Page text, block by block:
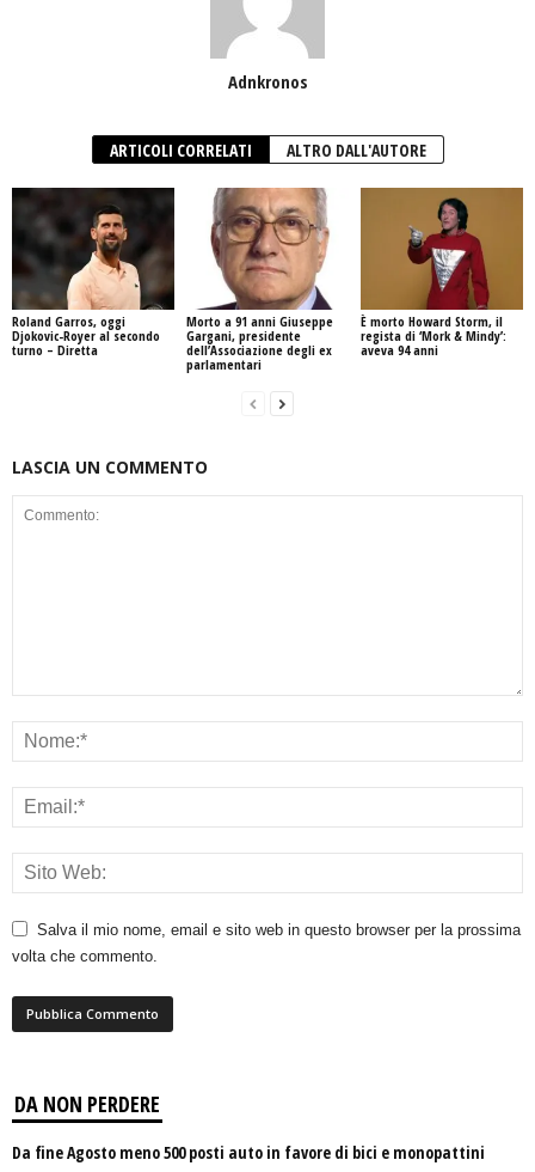
Adnkronos
ARTICOLI CORRELATI ALTRO DALL'AUTORE
Roland Garros, oggi
Djokovic-Royer al secondo
turno – Diretta
Morto a 91 anni Giuseppe
Gargani, presidente
dell’Associazione degli ex
parlamentari
È morto Howard Storm, il
regista di ‘Mork & Mindy’:
aveva 94 anni
LASCIA UN COMMENTO
Salva il mio nome, email e sito web in questo browser per la prossima
volta che commento.
DA NON PERDERE
Da fine Agosto meno 500 posti auto in favore di bici e monopattini